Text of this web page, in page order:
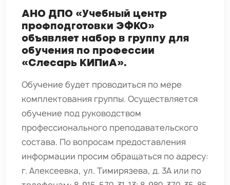
АНО ДПО «Учебный центр
профподготовки ЭФКО»
объявляет набор в группу для
обучения по профессии
«Слесарь КИПиА».
Обучение будет проводиться по мере
комплектования группы. Осуществляется
обучение под руководством
профессионального преподавательского
состава. По вопросам предоставления
информации просим обращаться по адресу:
г. Алексеевка, ул. Тимирязева, д. 3А или по